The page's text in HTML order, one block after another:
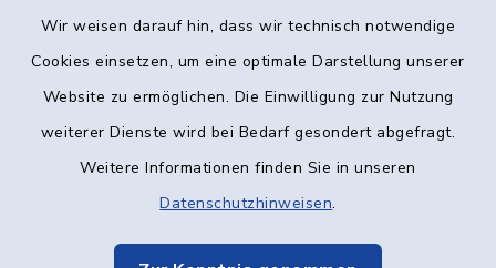
Wir weisen darauf hin, dass wir technisch notwendige
Cookies einsetzen, um eine optimale Darstellung unserer
Website zu ermöglichen. Die Einwilligung zur Nutzung
weiterer Dienste wird bei Bedarf gesondert abgefragt.
Weitere Informationen finden Sie in unseren
Datenschutzhinweisen.
Kontakt
Datenschutz